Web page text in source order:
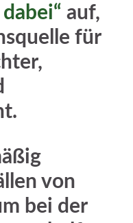
auf,
für
von
bei der